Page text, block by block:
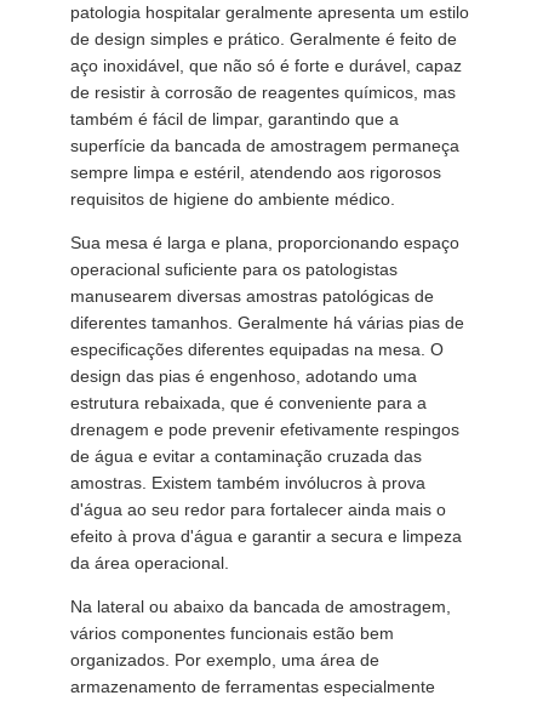
POLÍTICA
PRIVACIDADE
patologia hospitalar geralmente apresenta um estilo
de design simples e prático. Geralmente é feito de
aço inoxidável, que não só é forte e durável, capaz
de resistir à corrosão de reagentes químicos, mas
também é fácil de limpar, garantindo que a
superfície da bancada de amostragem permaneça
sempre limpa e estéril, atendendo aos rigorosos
requisitos de higiene do ambiente médico.
Sua mesa é larga e plana, proporcionando espaço
operacional suficiente para os patologistas
manusearem diversas amostras patológicas de
diferentes tamanhos. Geralmente há várias pias de
especificações diferentes equipadas na mesa. O
design das pias é engenhoso, adotando uma
estrutura rebaixada, que é conveniente para a
drenagem e pode prevenir efetivamente respingos
de água e evitar a contaminação cruzada das
amostras. Existem também invólucros à prova
d'água ao seu redor para fortalecer ainda mais o
efeito à prova d'água e garantir a secura e limpeza
da área operacional.
Na lateral ou abaixo da bancada de amostragem,
vários componentes funcionais estão bem
organizados. Por exemplo, uma área de
armazenamento de ferramentas especialmente